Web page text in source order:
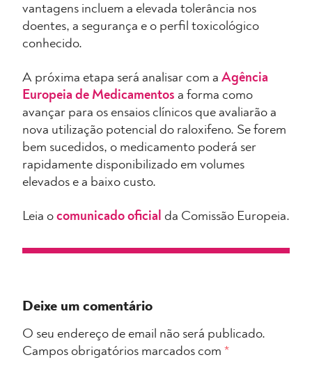
vantagens incluem a elevada tolerância nos
doentes, a segurança e o perfil toxicológico
conhecido.
A próxima etapa será analisar com a Agência
Europeia de Medicamentos a forma como
avançar para os ensaios clínicos que avaliarão a
nova utilização potencial do raloxifeno. Se forem
bem sucedidos, o medicamento poderá ser
rapidamente disponibilizado em volumes
elevados e a baixo custo.
Leia o comunicado oficial da Comissão Europeia.
Deixe um comentário
O seu endereço de email não será publicado.
Campos obrigatórios marcados com *